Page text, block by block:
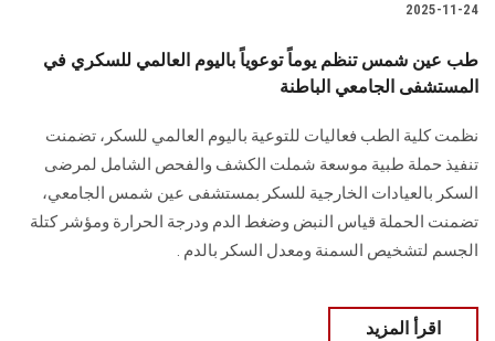
2025-11-24
طب عين شمس تنظم يوماً توعوياً باليوم العالمي للسكري في
المستشفى الجامعي الباطنة
نظمت كلية الطب فعاليات للتوعية باليوم العالمي للسكر، تضمنت
تنفيذ حملة طبية موسعة شملت الكشف والفحص الشامل لمرضى
السكر بالعيادات الخارجية للسكر بمستشفى عين شمس الجامعي،
تضمنت الحملة قياس النبض وضغط الدم ودرجة الحرارة ومؤشر كتلة
الجسم لتشخيص السمنة ومعدل السكر بالدم .
اقرأ المزيد